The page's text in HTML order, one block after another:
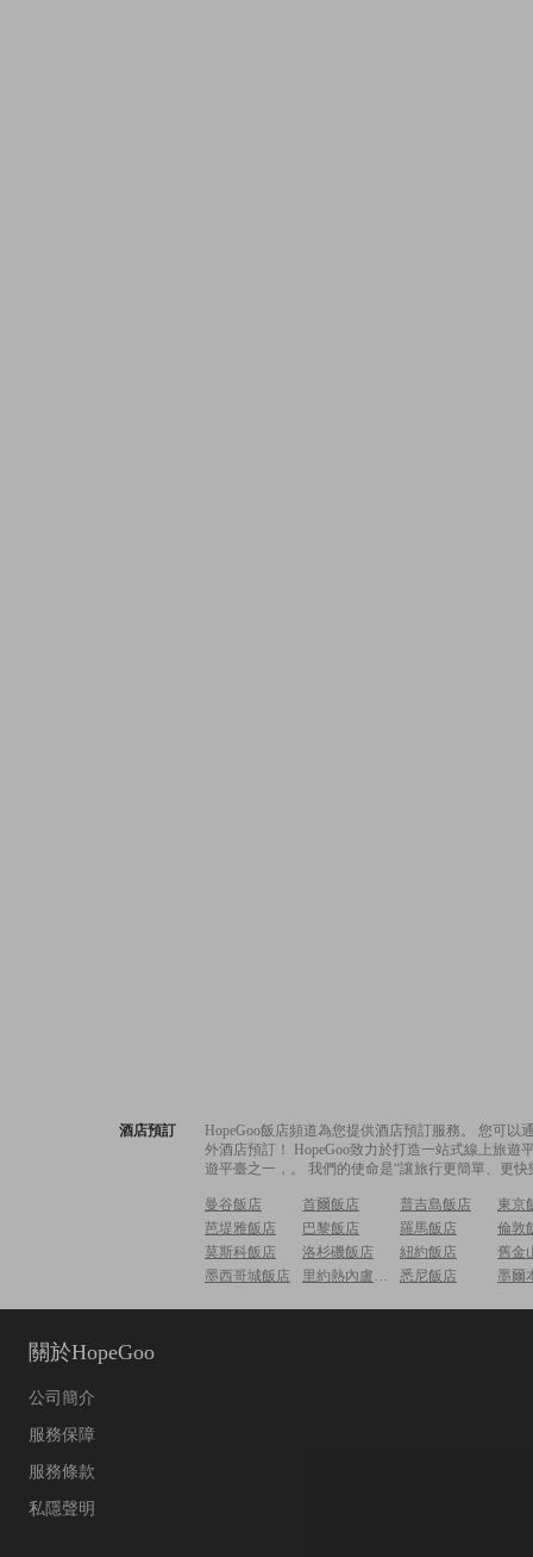
酒店預訂
HopeGoo飯店頻道為您提供酒店預訂服務。 您可
外酒店預訂！ HopeGoo致力於打造一站式線上旅
遊平臺之一，。 我們的使命是“讓旅行更簡單、更
曼谷飯店 首爾飯店 普吉島飯店
東京
芭堤雅飯店
巴黎飯店 羅馬飯店
倫敦
莫斯科飯店
洛杉磯飯店 紐約飯店
舊金
墨西哥城飯店
里約熱內盧飯店 悉尼飯店 墨爾
關於HopeGoo
公司簡介
服務保障
服務條款
私隱聲明